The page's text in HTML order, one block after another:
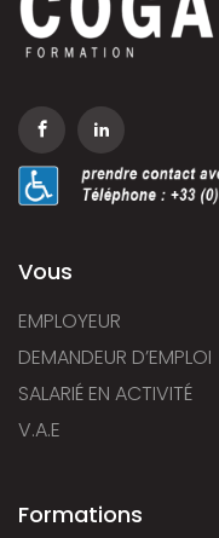
Vous
EMPLOYEUR
DEMANDEUR D’EMPLOI
SALARIÉ EN ACTIVITÉ
V.A.E
Formations